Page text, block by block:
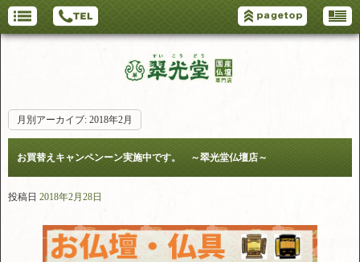
月別アーカイブ: 2018年2月
お買替えキャンペンーン実施中です。 ～翠光堂仏壇店～
投稿日 2018年2月28日